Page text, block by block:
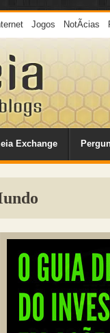
Jogos NotÃ­cias
Exchange